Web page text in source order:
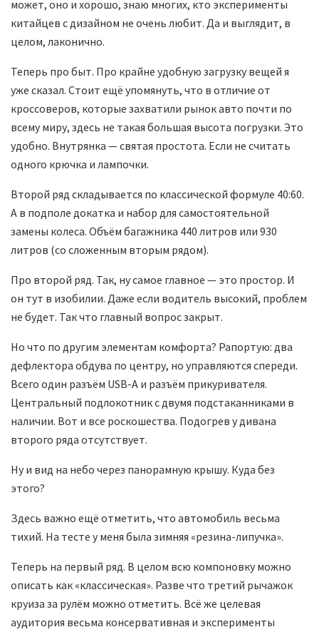
может, оно и хорошо, знаю многих, кто эксперименты
китайцев с дизайном не очень любит. Да и выглядит, в
целом, лаконично.
Теперь про быт. Про крайне удобную загрузку вещей я
уже сказал. Стоит ещё упомянуть, что в отличие от
кроссоверов, которые захватили рынок авто почти по
всему миру, здесь не такая большая высота погрузки. Это
удобно. Внутрянка — святая простота. Если не считать
одного крючка и лампочки.
Второй ряд складывается по классической формуле 40:60.
А в подполе докатка и набор для самостоятельной
замены колеса. Объём багажника 440 литров или 930
литров (со сложенным вторым рядом).
Про второй ряд. Так, ну самое главное — это простор. И
он тут в изобилии. Даже если водитель высокий, проблем
не будет. Так что главный вопрос закрыт.
Но что по другим элементам комфорта? Рапортую: два
дефлектора обдува по центру, но управляются спереди.
Всего один разъём USB-A и разъём прикуривателя.
Центральный подлокотник с двумя подстаканниками в
наличии. Вот и все роскошества. Подогрев у дивана
второго ряда отсутствует.
Ну и вид на небо через панорамную крышу. Куда без
этого?
Здесь важно ещё отметить, что автомобиль весьма
тихий. На тесте у меня была зимняя «резина-липучка».
Теперь на первый ряд. В целом всю компоновку можно
описать как «классическая». Разве что третий рычажок
круиза за рулём можно отметить. Всё же целевая
аудитория весьма консервативная и эксперименты